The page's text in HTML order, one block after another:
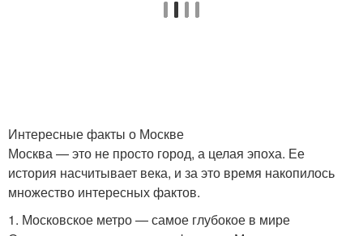
Интересные факты о Москве
Москва — это не просто город, а целая эпоха. Ее
история насчитывает века, и за это время накопилось
множество интересных фактов.
1. Московское метро — самое глубокое в мире